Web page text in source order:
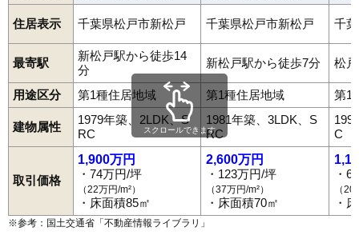
住居表示 千葉県松戸市新松戸 千葉県松戸市新松戸 千
最寄駅
新松戸駅から徒歩14
分
新松戸駅から徒歩7分 松
用途区分 第1種住居地域 第1種住居地域 第1
建物属性
1979年築、2LDK、S
RC
1981年築、3LDK、S
RC
C
取引価格
1,900万円
・74万円/坪
（22万円/m²）
・床面積85㎡
2,600万円
・123万円/坪
（37万円/m²）
・床面積70㎡
・
（
・
スクロールできます
※参考：国土交通省「 不動産情報ライブラリ 」